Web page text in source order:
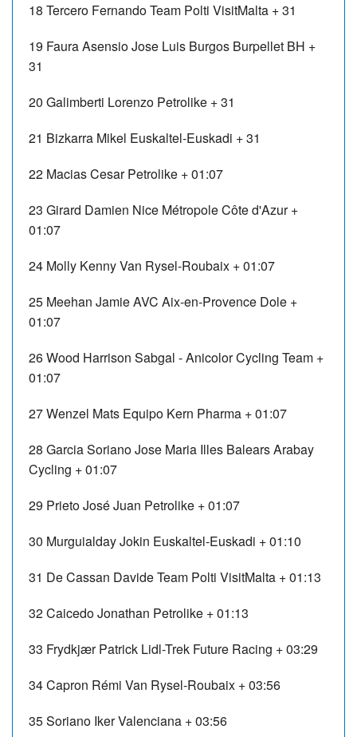
18 Tercero FernandoTeam Polti VisitMalta + 31
19 Faura Asensio Jose Luis Burgos Burpellet BH +
31
20 Galimberti Lorenzo Petrolike + 31
21 Bizkarra Mikel Euskaltel-Euskadi + 31
22 Macias Cesar Petrolike + 01:07
23 Girard Damien Nice Métropole Côte d'Azur +
01:07
24 Molly KennyVan Rysel-Roubaix + 01:07
25 Meehan JamieAVC Aix-en-Provence Dole +
01:07
26Wood Harrison Sabgal - Anicolor Cycling Team +
01:07
27Wenzel Mats Equipo Kern Pharma + 01:07
28 Garcia Soriano Jose Maria Illes Balears Arabay
Cycling + 01:07
29 Prieto José Juan Petrolike + 01:07
30 Murguialday Jokin Euskaltel-Euskadi + 01:10
31 De Cassan DavideTeam Polti VisitMalta + 01:13
32Caicedo Jonathan Petrolike + 01:13
33 Frydkjær Patrick Lidl-Trek Future Racing + 03:29
34Capron Rémi Van Rysel-Roubaix + 03:56
35Soriano IkerValenciana + 03:56